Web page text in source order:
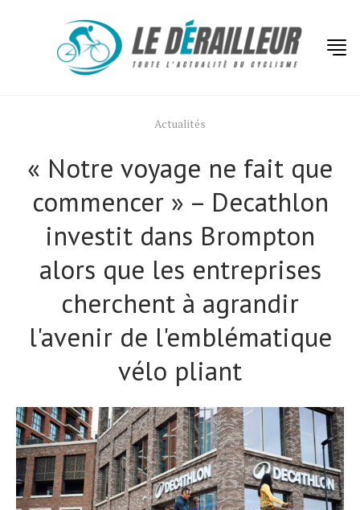
Actualités
« Notre voyage ne fait que
commencer » – Decathlon
investit dans Brompton
alors que les entreprises
cherchent à agrandir
l'avenir de l'emblématique
vélo pliant